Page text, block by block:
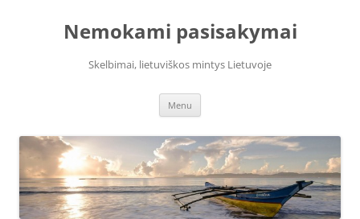
Nemokami pasisakymai
Skelbimai, lietuviškos mintys Lietuvoje
Menu